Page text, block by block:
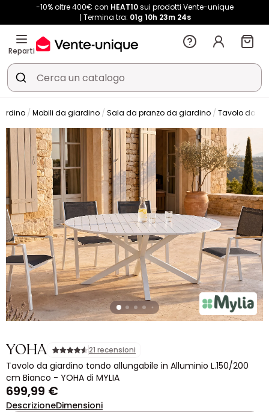
-10% oltre 400€ con HEAT10sui prodotti Vente-unique
Termina tra: 01g 10h 23m 24s
Reparti
Mobili da giardino Sala da pranzo da giardino Tavolo da
YOHA 21 recensioni
Tavolo da giardino tondo allungabile in Alluminio L.150/200
cm Bianco - YOHA di MYLIA
699,99 €
DescrizioneDimensioni